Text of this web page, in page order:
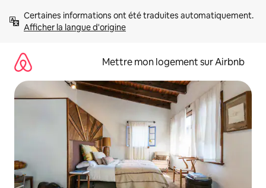
directement
Afficher la langue d'origine
Mettre mon logement sur Airbnb